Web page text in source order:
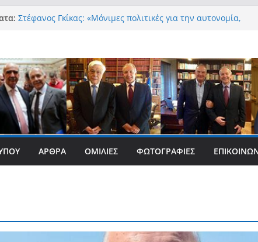
Στέφανος Γκίκας: «Μόνιμες πολιτικές για την αυτονομία,
Στέφανος Γκίκας:
Στέφανος Γκίκας: «Η πρωτοβουλία “Smart Island – Gov
Access Booth” ενισχύει την ισότιμη πρόσβαση των
νησιωτών μας στις ψηφιακές δημόσιες υπηρεσίες και
συμβάλλει ουσιαστικά στη βελτίωση της καθημερινότητάς
τους»
Στέφανος Γκίκας: «Καλωσορίζω θερμά τους 911 νέους
φοιτητές που επέλεξαν τα 6 Τμήματα της Κέρκυρας για τις
σπουδές τους»
ΆΡΘΡΑ ΟΜΙΛΊΕΣ ΦΩΤΟΓΡΑΦΊΕΣ